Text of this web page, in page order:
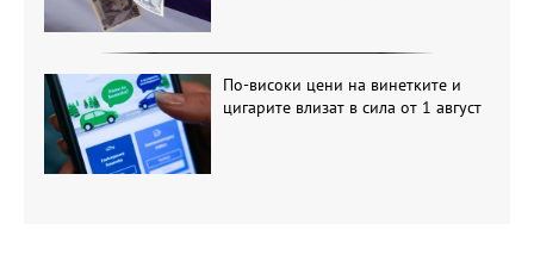
По-високи цени на винетките и
цигарите влизат в сила от 1 август